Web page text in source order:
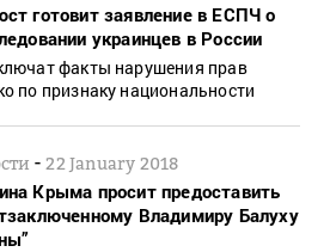
готовит заявление в ЕСПЧ о
украинцев в России
факты нарушения прав
по признаку национальности
-22 January 2018
Крыма просит предоставить
Владимиру Балуху